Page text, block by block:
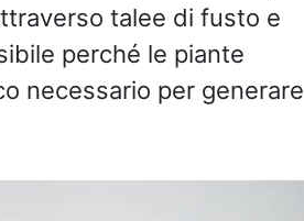
talee di fusto e
perché le piante
necessario per generare